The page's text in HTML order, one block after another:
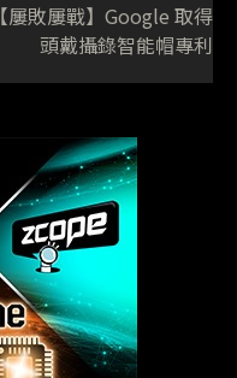
【屢敗屢戰】Google 取得
頭戴攝錄智能帽專利